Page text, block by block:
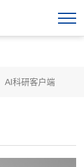
AI科研客户端